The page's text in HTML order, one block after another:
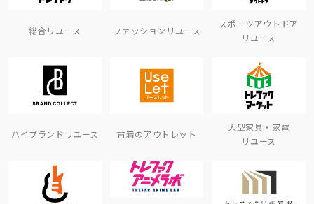
総合リユース ファッションリユース
スポーツアウトドア
リユース
ハイブランドリユース 古着のアウトレット
大型家具・家電
リユース